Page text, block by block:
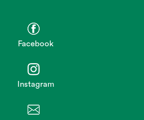
Facebook
Instagram